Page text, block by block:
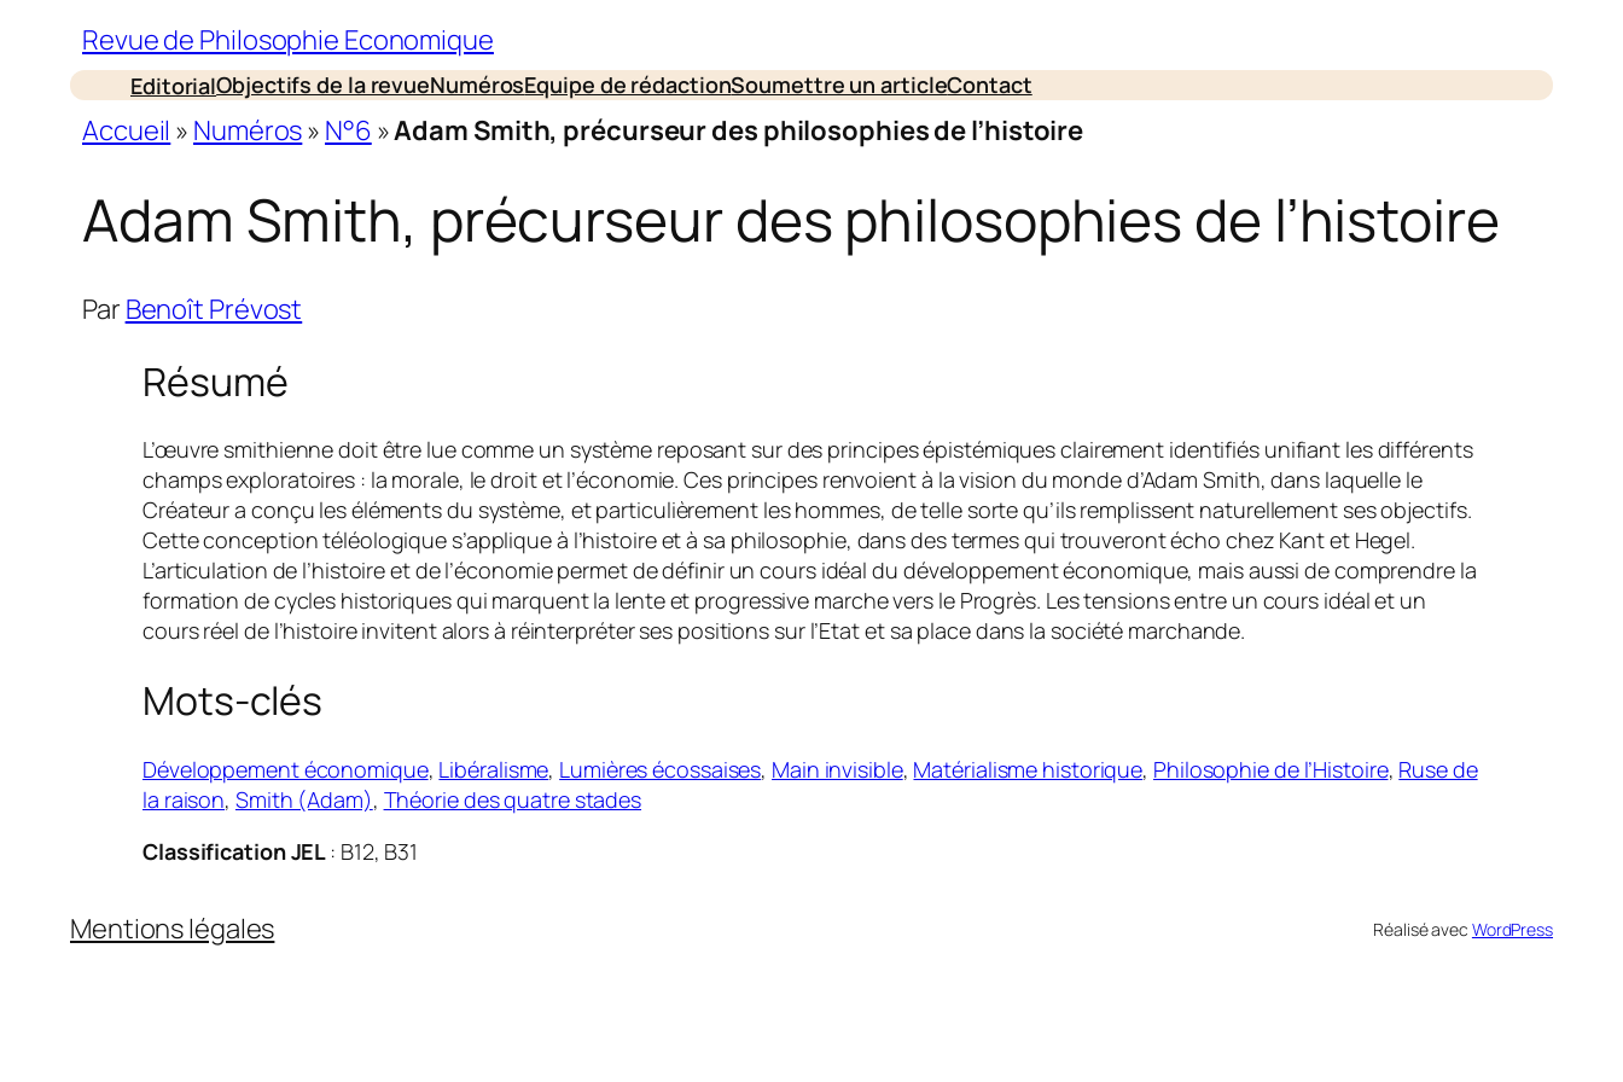
Revue de Philosophie Economique
EditorialObjectifs de la revueNumérosEquipe de rédactionSoumettre un articleContact
Accueil » Numéros» N°6 »Adam Smith, précurseur des philosophies de l’histoire
Adam Smith, précurseur des philosophies de l’histoire
Par Benoît Prévost
Résumé
L’œuvre smithienne doit être lue comme un système reposant sur des principes épistémiques clairement identifiés unifiant les différents
champs exploratoires : la morale, le droit et l’économie. Ces principes renvoient à la vision du monde d’Adam Smith, dans laquelle le
Créateur a conçu les éléments du système, et particulièrement les hommes, de telle sorte qu’ils remplissent naturellement ses objectifs.
Cette conception téléologique s’applique à l’histoire et à sa philosophie, dans des termes qui trouveront écho chez Kant et Hegel.
L’articulation de l’histoire et de l’économie permet de définir un cours idéal du développement économique, mais aussi de comprendre la
formation de cycles historiques qui marquent la lente et progressive marche vers le Progrès. Les tensions entre un cours idéal et un
cours réel de l’histoire invitent alors à réinterpréter ses positions sur l’Etat et sa place dans la société marchande.
Mots-clés
Développement économique, Libéralisme, Lumières écossaises, Main invisible, Matérialisme historique, Philosophie de l’Histoire, Ruse de
la raison, Smith (Adam), Théorie des quatre stades
Classification JEL : B12, B31
Mentions légales Réalisé avec WordPress